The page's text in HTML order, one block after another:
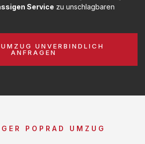
Service zu unschlagbaren
UNVERBINDLICH
ANFRAGEN
POPRAD UMZUG